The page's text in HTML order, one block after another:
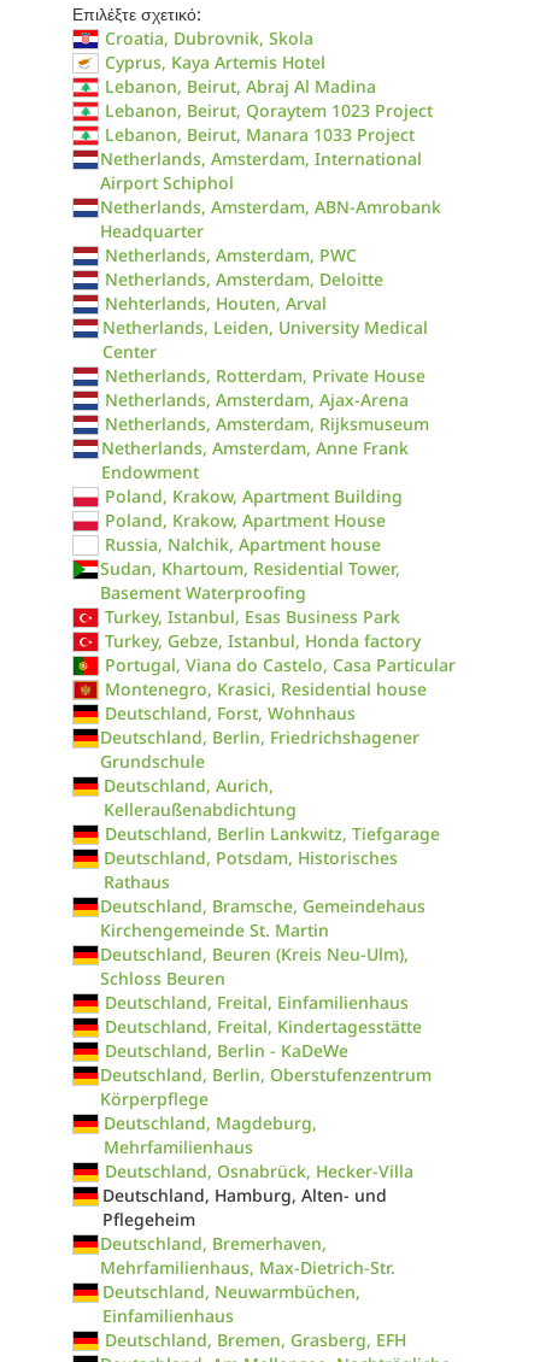
Επιλέξτε σχετικό:
Croatia, Dubrovnik, Skola
Cyprus, Kaya Artemis Hotel
Lebanon, Beirut, Abraj Al Madina
Lebanon, Beirut, Qoraytem 1023 Project
Lebanon, Beirut, Manara 1033 Project
Netherlands, Amsterdam, International
Airport Schiphol
Netherlands, Amsterdam, ABN-Amrobank
Headquarter
Netherlands, Amsterdam, PWC
Netherlands, Amsterdam, Deloitte
Nehterlands, Houten, Arval
Netherlands, Leiden, University Medical
Center
Netherlands, Rotterdam, Private House
Netherlands, Amsterdam, Ajax-Arena
Netherlands, Amsterdam, Rijksmuseum
Netherlands, Amsterdam, Anne Frank
Endowment
Poland, Krakow, Apartment Building
Poland, Krakow, Apartment House
Russia, Nalchik, Apartment house
Sudan, Khartoum, Residential Tower,
Basement Waterproofing
Turkey, Istanbul, Esas Business Park
Turkey, Gebze, Istanbul, Honda factory
Portugal, Viana do Castelo, Casa Particular
Montenegro, Krasici, Residential house
Deutschland, Forst, Wohnhaus
Deutschland, Berlin, Friedrichshagener
Grundschule
Deutschland, Aurich,
Kelleraußenabdichtung
Deutschland, Berlin Lankwitz, Tiefgarage
Deutschland, Potsdam, Historisches
Rathaus
Deutschland, Bramsche, Gemeindehaus
Kirchengemeinde St. Martin
Deutschland, Beuren (Kreis Neu-Ulm),
Schloss Beuren
Deutschland, Freital, Einfamilienhaus
Deutschland, Freital, Kindertagesstätte
Deutschland, Berlin - KaDeWe
Deutschland, Berlin, Oberstufenzentrum
Körperpflege
Deutschland, Magdeburg,
Mehrfamilienhaus
Deutschland, Osnabrück, Hecker-Villa
Deutschland, Hamburg, Alten- und
Pflegeheim
Deutschland, Bremerhaven,
Mehrfamilienhaus, Max-Dietrich-Str.
Deutschland, Neuwarmbüchen,
Einfamilienhaus
Deutschland, Bremen, Grasberg, EFH